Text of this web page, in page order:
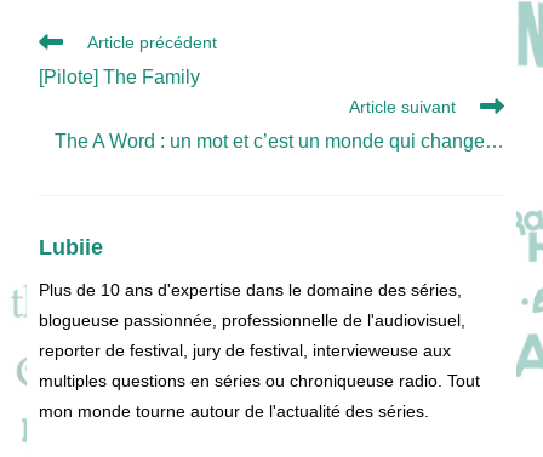
Read
articles
Article précédent
[Pilote] The Family
Article suivant
The A Word : un mot et c’est un monde qui change…
Lubiie
Plus de 10 ans d'expertise dans le domaine des séries,
blogueuse passionnée, professionnelle de l'audiovisuel,
reporter de festival, jury de festival, intervieweuse aux
multiples questions en séries ou chroniqueuse radio. Tout
mon monde tourne autour de l'actualité des séries.